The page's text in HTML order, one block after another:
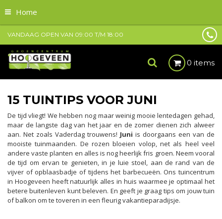
Home
VANDAAG OPEN VAN 09:00 T/M 18:00
0 items
15 TUINTIPS VOOR JUNI
De tijd vliegt! We hebben nog maar weinig mooie lentedagen gehad,
maar de langste dag van het jaar en de zomer dienen zich alweer
aan. Net zoals Vaderdag trouwens! Juni is doorgaans een van de
mooiste tuinmaanden. De rozen bloeien volop, net als heel veel
andere vaste planten en alles is nog heerlijk fris groen. Neem vooral
de tijd om ervan te genieten, in je luie stoel, aan de rand van de
vijver of opblaasbadje of tijdens het barbecueën. Ons tuincentrum
in Hoogeveen heeft natuurlijk alles in huis waarmee je optimaal het
betere buitenleven kunt beleven. En geeft je graag tips om jouw tuin
of balkon om te toveren in een fleurig vakantieparadijsje.